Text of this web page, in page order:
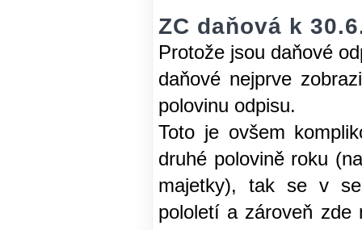
ZC daňová k
Protože jsou daňové
daňové nejprve
polovinu odpisu.
Toto je ovšem
druhé polovině roku
majetky), tak se v
pololetí a zároveň zde